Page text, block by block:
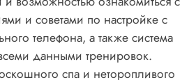
и советами по настройке с
телефона, а также система
данными тренировок.
спа и неторопливого